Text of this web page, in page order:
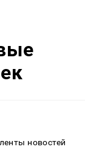
новостей